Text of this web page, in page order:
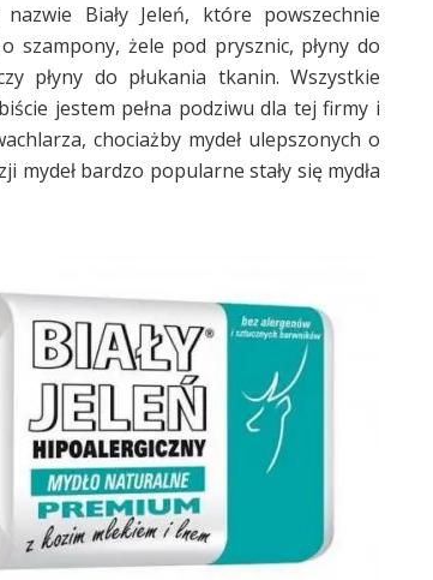
Biały Jeleń, które powszechnie
szampony, żele pod prysznic, płyny do
płyny do płukania tkanin. Wszystkie
jestem pełna podziwu dla tej firmy i
chociażby mydeł ulepszonych o
mydeł bardzo popularne stały się mydła